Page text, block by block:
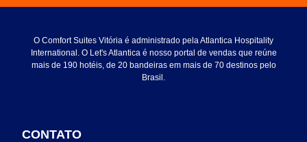
O Comfort Suites Vitória é administrado pela Atlantica Hospitality
International. O Let's Atlantica é nosso portal de vendas que reúne
mais de 190 hotéis, de 20 bandeiras em mais de 70 destinos pelo
Brasil.
CONTATO